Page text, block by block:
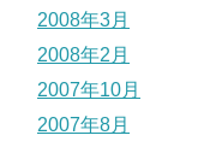
2008年3月
2008年2月
2007年10月
2007年8月